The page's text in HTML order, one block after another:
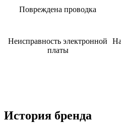
Повреждена проводка
Неисправность электронной
платы
История бренда